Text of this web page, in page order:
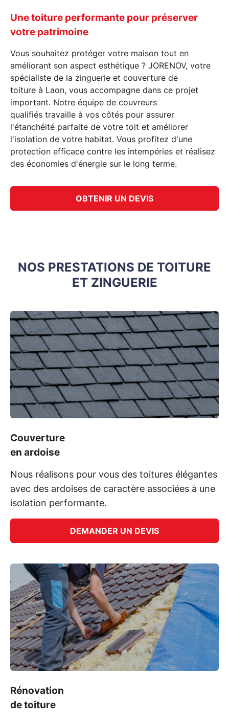
Une toiture performante pour préserver
votre patrimoine
Vous souhaitez protéger votre maison tout en
améliorant son aspect esthétique ? JORENOV, votre
spécialiste de la zinguerie et couverture de
toiture à Laon, vous accompagne dans ce projet
important. Notre équipe de couvreurs
qualifiés travaille à vos côtés pour assurer
l'étanchéité parfaite de votre toit et améliorer
l'isolation de votre habitat. Vous profitez d'une
protection efficace contre les intempéries et réalisez
des économies d'énergie sur le long terme.
OBTENIR UN DEVIS
NOS PRESTATIONS DE TOITURE
ET ZINGUERIE
Couverture
en ardoise
Nous réalisons pour vous des toitures élégantes
avec des ardoises de caractère associées à une
isolation performante.
DEMANDER UN DEVIS
Rénovation
de toiture